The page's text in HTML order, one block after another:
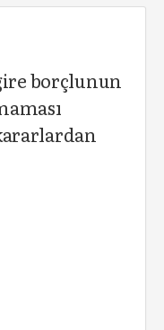
borçlunun